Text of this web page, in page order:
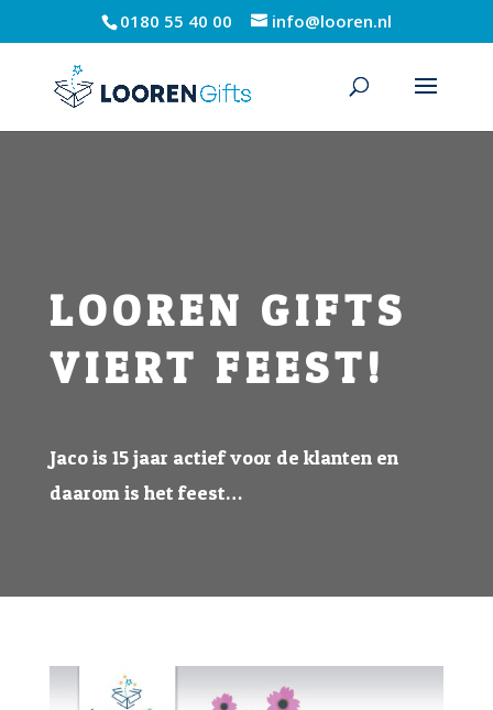
0180 55 40 00 info@looren.nl
LOOREN GIFTS
VIERT FEEST!
Jaco is 15 jaar actief voor de klanten en
daarom is het feest…